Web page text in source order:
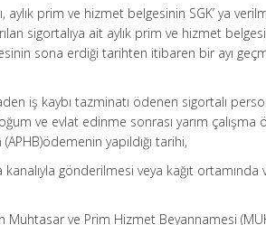
prim ve hizmet belgesinin SGK’ ya
sigortalıya ait aylık prim ve hizmet
sona erdiği tarihten itibaren bir ayı
iş kaybı tazminatı ödenen sigortalı
ve evlat edinme sonrası yarım çalışma
yapıldığı tarihi,
kanalıyla gönderilmesi veya kağıt ortamında
ve Prim Hizmet Beyannamesi